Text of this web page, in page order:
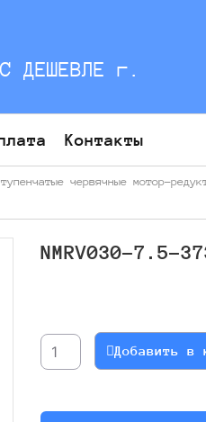
ДЕШЕВЛЕ г.
Контакты
червячные мотор-
NMRV030-7.5-
NMRV030-
7.5-
0.37
Добавить в